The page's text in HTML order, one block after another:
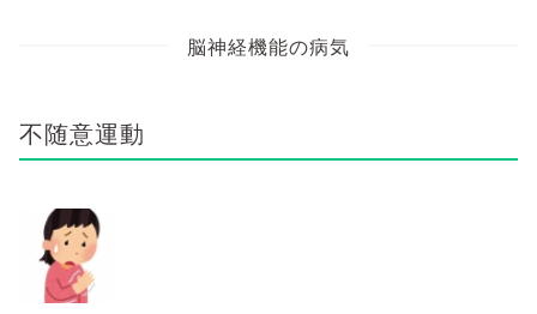
脳神経機能の病気
不随意運動